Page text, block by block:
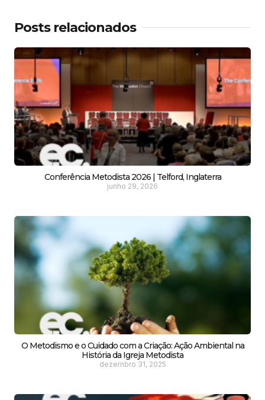
Posts relacionados
Conferência Metodista 2026 | Telford, Inglaterra
junho 29, 2026
O Metodismo e o Cuidado com a Criação: Ação Ambiental na
História da Igreja Metodista
dezembro 31, 2025